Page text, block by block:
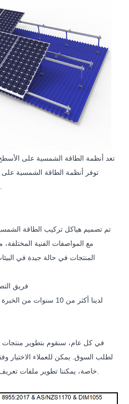
تعد أنظمة الطاقة الشمسية على
توفر أنظمة الطاقة الشمسية
تم تصميم هياكل تركيب الطاقة
مع المواصفات الفنية
المنتجات في حالة جيدة في
● فريق
لدينا أكثر من 10
في كل عام، سنقوم بتطوير منتجات
لطلب السوق. يمكن للعملاء الاختيار